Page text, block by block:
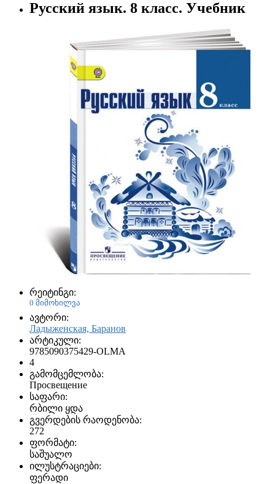
Русский язык. 8 класс. Учебник
რეიტინგი:
0 მიმოხილვა
ავტორი:
Ладыженская, Баранов
არტიკული:
9785090375429-OLMA
4
გამომცემლობა:
Просвещение
საფარი:
რბილი ყდა
გვერდების რაოდენობა:
272
ფორმატი:
საშუალო
ილუსტრაციები:
ფერადი